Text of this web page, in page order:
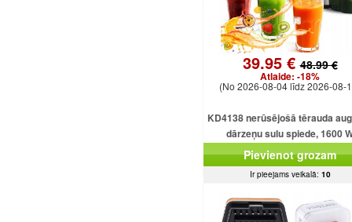
39.95 €48.99 €
Atlaide: -18%
(No 2026-08-04 līdz 2026-08-
KD4138 nerūsējošā tērauda
dārzeņu sulu spiede, 1600
Pievienot grozam
Ir pieejams veikalā: 10